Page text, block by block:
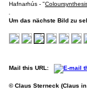
Hafnarhús - "
Um das nächste Bild zu
Mail this URL:
© Claus Sterneck (Claus